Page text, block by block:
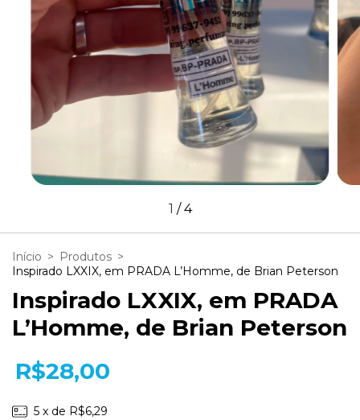
1 /4
Início > Produtos >
Inspirado LXXIX, em PRADA L’Homme, de Brian Peterson
Inspirado LXXIX, em PRADA
L’Homme, de Brian Peterson
R$28,00
5 x de R$6,29